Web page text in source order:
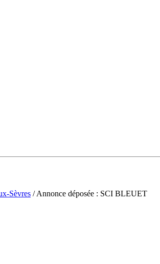
Sèvres / Annonce déposée : SCI BLEUET